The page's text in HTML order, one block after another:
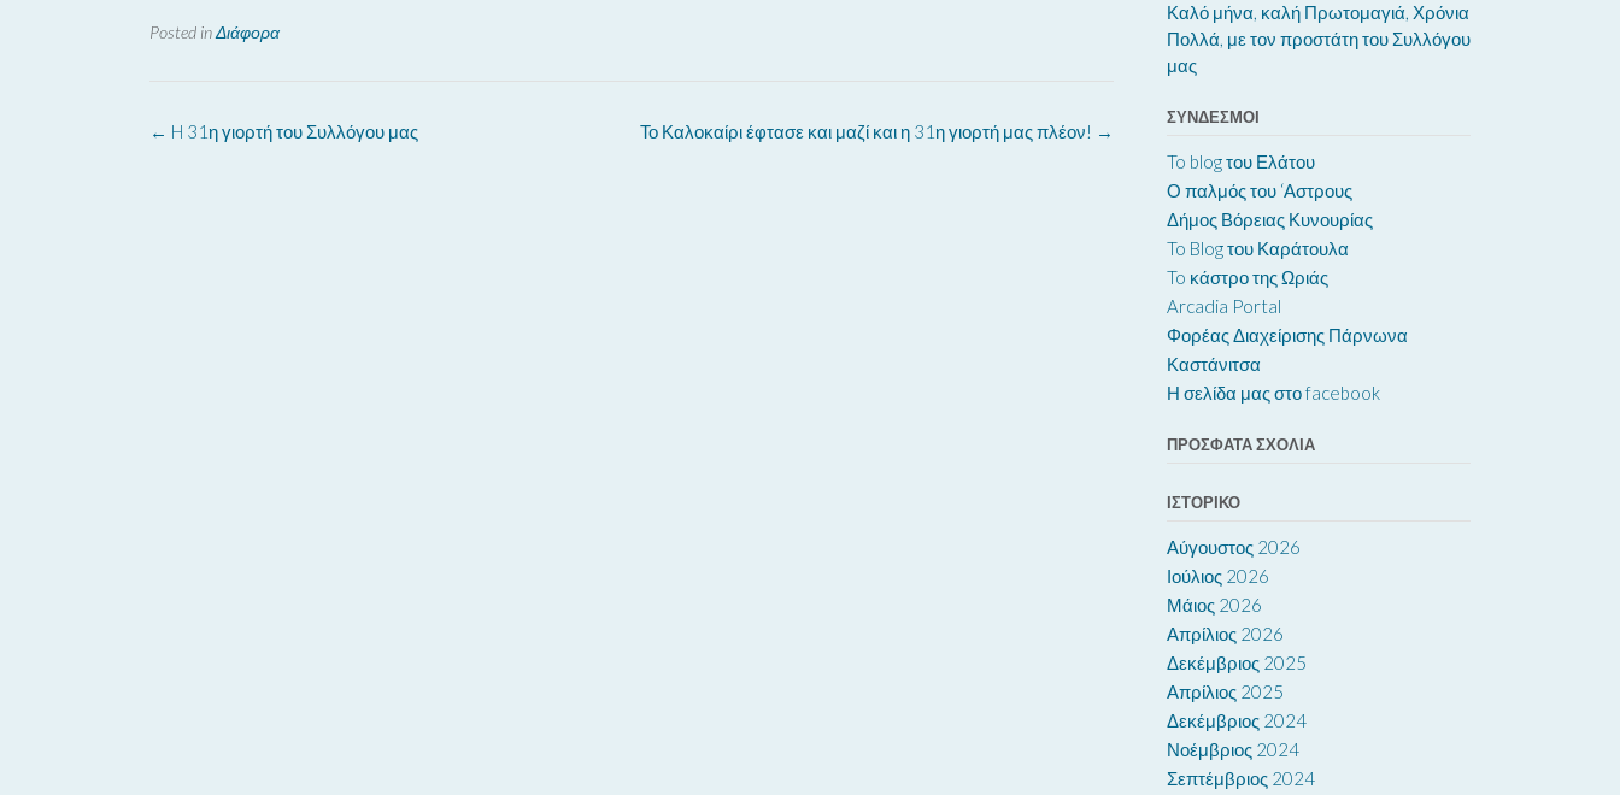
Posted inΔιάφορα
Post
Το Καλοκαίρι έφτασε και μαζί και η 31η γιορτή μας πλέον! →
← H 31η γιορτή του Συλλόγου μας
Καλό μήνα, καλή Πρωτομαγιά, Χρόνια
Πολλά, με τον προστάτη του Συλλόγου
μας
ΣΎΝΔΕΣΜΟΙ
To blog του Ελάτου
Ο παλμός του ‘Αστρους
Δήμος Βόρειας Κυνουρίας
To Blog του Καράτουλα
To κάστρο της Ωριάς
Arcadia Portal
Φορέας Διαχείρισης Πάρνωνα
Καστάνιτσα
Η σελίδα μας στο facebook
ΠΡΌΣΦΑΤΑ ΣΧΌΛΙΑ
ΙΣΤΟΡΙΚΌ
Αύγουστος 2026
Ιούλιος 2026
Μάιος 2026
Απρίλιος 2026
Δεκέμβριος 2025
Απρίλιος 2025
Δεκέμβριος 2024
Νοέμβριος 2024
Σεπτέμβριος 2024